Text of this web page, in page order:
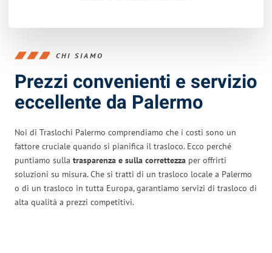
CHI SIAMO
Prezzi convenienti e servizio
eccellente da Palermo
Noi di Traslochi Palermo comprendiamo che i costi sono un
fattore cruciale quando si pianifica il trasloco. Ecco perché
puntiamo sulla trasparenza e sulla correttezza per offrirti
soluzioni su misura. Che si tratti di un trasloco locale a Palermo
o di un trasloco in tutta Europa, garantiamo servizi di trasloco di
alta qualità a prezzi competitivi.